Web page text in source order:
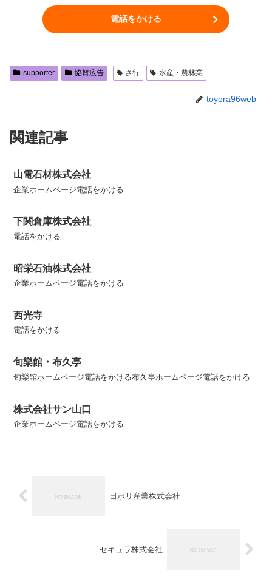
電話をかける
supporter 協賛広告 さ行 水産・農林業
toyora96web
関連記事
山電石材株式会社
企業ホームページ電話をかける
下関倉庫株式会社
電話をかける
昭栄石油株式会社
企業ホームページ電話をかける
西光寺
電話をかける
旬樂館・布久亭
旬樂館ホームページ電話をかける布久亭ホームページ電話をかける
株式会社サン山口
企業ホームページ電話をかける
日ポリ産業株式会社
セキュラ株式会社